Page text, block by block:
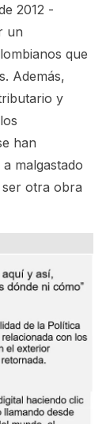
2012 -
un
que
Además,
y
han
malgastado
otra obra